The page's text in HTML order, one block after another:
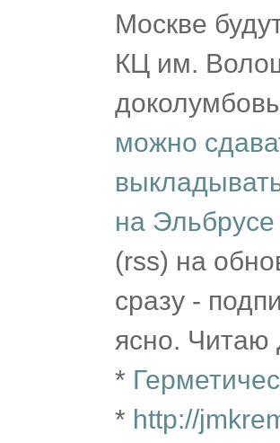
Москве
КЦ им.
можно
на
(rss) на
сразу -
ясно. Читаю
*
* http://